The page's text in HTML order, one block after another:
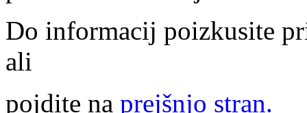
Do informacij poizkusite
ali
pojdite na prejšnjo stran.